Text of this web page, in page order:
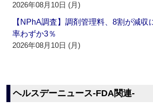
2026年08月10日 (月)
【NPhA調査】調剤管理料、8割が減収
率わずか3％
2026年08月10日 (月)
ヘルスデーニュース‐FDA関連‐